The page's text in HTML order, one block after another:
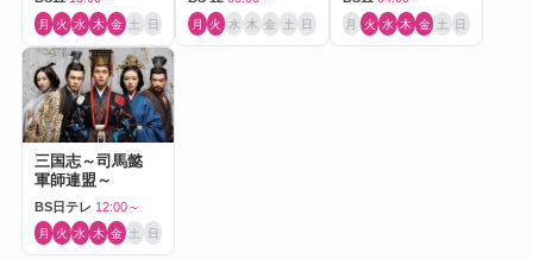
月 火 水 木 金 土 日 月 火 水 木 金 土 日 月 火 水 木 金 土 日
三国志～司馬懿
軍師連盟～
BS日テレ 12:00～
月 火 水 木 金 土 日